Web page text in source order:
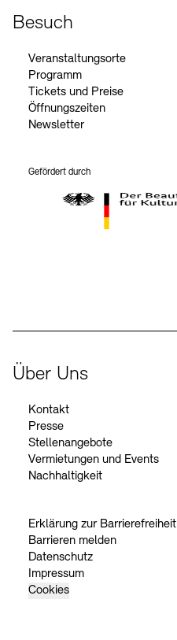
Besuch
Veranstaltungsorte
Programm
Tickets und Preise
Öffnungszeiten
Newsletter
Gefördert durch
Über Uns
Kontakt
Presse
Stellenangebote
Vermietungen und Events
Nachhaltigkeit
Erklärung zur Barrierefreiheit
Barrieren melden
Datenschutz
Impressum
Cookies